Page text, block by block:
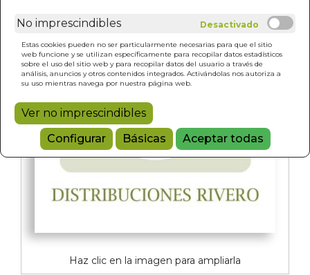
No imprescindibles
Estas cookies pueden no ser particularmente necesarias para que el sitio
web funcione y se utilizan específicamente para recopilar datos estadísticos
sobre el uso del sitio web y para recopilar datos del usuario a través de
análisis, anuncios y otros contenidos integrados. Activándolas nos autoriza a
su uso mientras navega por nuestra página web.
Ver no imprescindibles
Configurar
Básicas Aceptar todas
Haz clic en la imagen para ampliarla